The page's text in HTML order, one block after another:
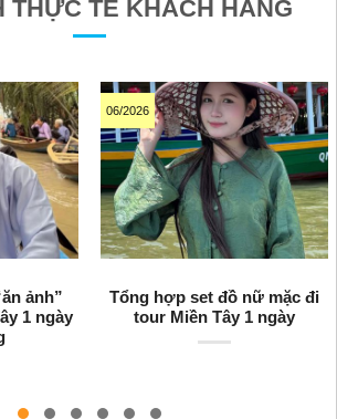
THỰC TẾ KHÁCH HÀNG
ảnh”
1 ngày
06/2026
Tổng hợp set đồ nữ mặc đi
tour Miền Tây 1 ngày